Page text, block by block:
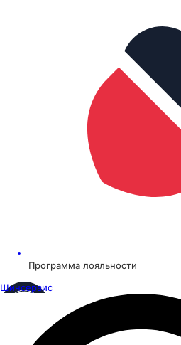
Программа лояльности
Шинсервис